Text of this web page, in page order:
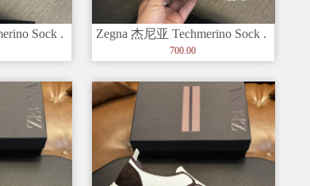
Sock .
Zegna 杰尼亚 Techmerino Sock .
700.00